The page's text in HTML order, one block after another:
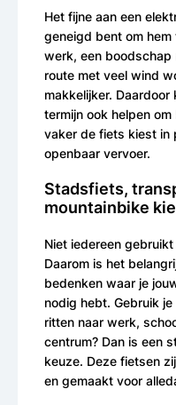
Het fijne aan een
geneigd bent om hem
werk, een
route met veel wind
makkelijker.
termijn ook helpen
vaker de fiets kiest in
openbaar vervoer.
Stadsfiets,
mountainbike
Niet iedereen
Daarom is het
bedenken waar je
nodig hebt. Gebruik
ritten naar werk,
centrum? Dan is een
keuze. Deze fietsen
en gemaakt voor